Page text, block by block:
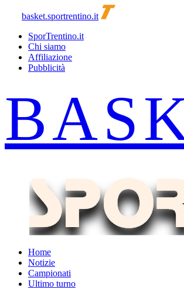
basket.sportrentino.it
SporTrentino.it
Chi siamo
Affiliazione
Pubblicità
Home
Notizie
Campionati
Ultimo turno